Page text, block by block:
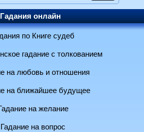
Гадания онлайн
по Книге судеб
гадание с толкованием
на любовь и отношения
на ближайшее будущее
на желание
Гадание на вопрос